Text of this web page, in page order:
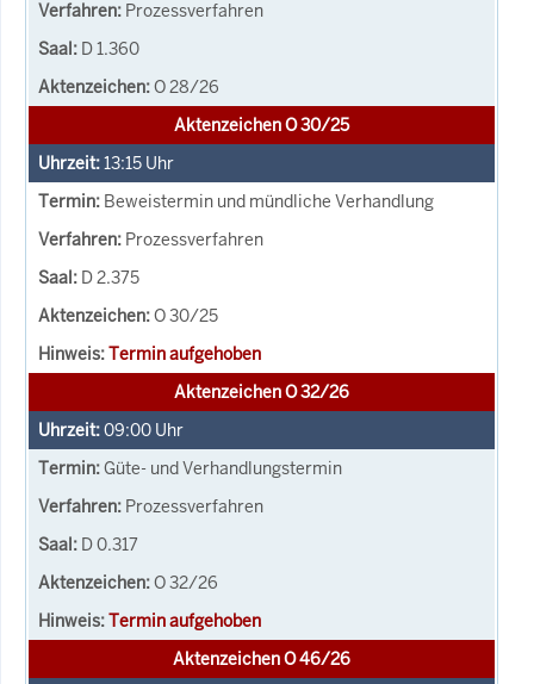
Prozessverfahren
D 1.360
O 28/26
Aktenzeichen O 30/25
13:15 Uhr
Beweistermin und mündliche Verhandlung
Prozessverfahren
D 2.375
O 30/25
Termin aufgehoben
Aktenzeichen O 32/26
09:00 Uhr
Güte- und Verhandlungstermin
Prozessverfahren
D 0.317
O 32/26
Termin aufgehoben
Aktenzeichen O 46/26